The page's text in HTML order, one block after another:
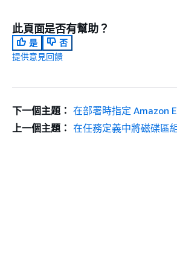
此頁面是否有幫助？
是
否
提供意見回饋
下一個主題： 在部署時指定 Amazon
上一個主題： 在任務定義中將磁碟區